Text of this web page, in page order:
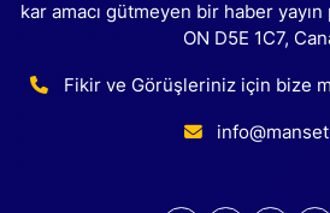
kar amacı gütmeyen bir haber
ON D5E 1C7,
Fikir ve Görüşleriniz için bize